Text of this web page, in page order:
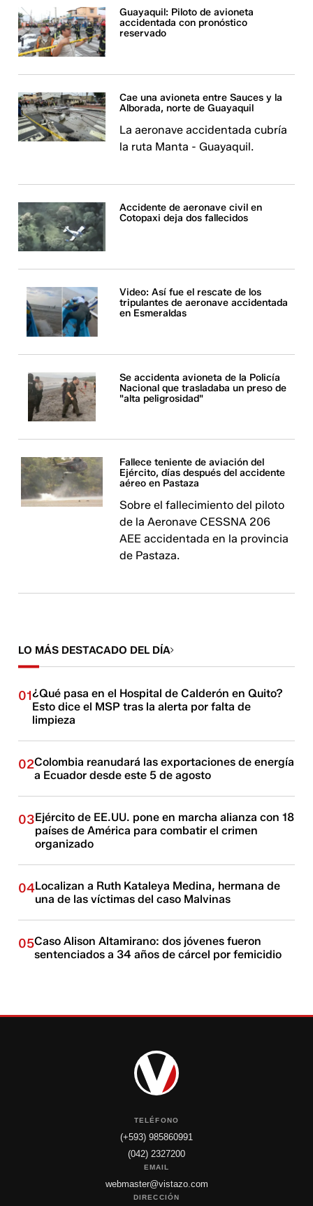
Guayaquil: Piloto de avioneta
accidentada con pronóstico
reservado
Cae una avioneta entre Sauces y la
Alborada, norte de Guayaquil
La aeronave accidentada cubría
la ruta Manta - Guayaquil.
Accidente de aeronave civil en
Cotopaxi deja dos fallecidos
Video: Así fue el rescate de los
tripulantes de aeronave accidentada
en Esmeraldas
Se accidenta avioneta de la Policía
Nacional que trasladaba un preso de
"alta peligrosidad"
Fallece teniente de aviación del
Ejército, días después del accidente
aéreo en Pastaza
Sobre el fallecimiento del piloto
de la Aeronave CESSNA 206
AEE accidentada en la provincia
de Pastaza.
LO MÁS DESTACADO DEL DÍA
01¿Qué pasa en el Hospital de Calderón en Quito?
Esto dice el MSP tras la alerta por falta de
limpieza
02Colombia reanudará las exportaciones de energía
a Ecuador desde este 5 de agosto
03Ejército de EE.UU. pone en marcha alianza con 18
países de América para combatir el crimen
organizado
04Localizan a Ruth Kataleya Medina, hermana de
una de las víctimas del caso Malvinas
05Caso Alison Altamirano: dos jóvenes fueron
sentenciados a 34 años de cárcel por femicidio
TELÉFONO
(+593) 985860991
(042) 2327200
EMAIL
webmaster@vistazo.com
DIRECCIÓN